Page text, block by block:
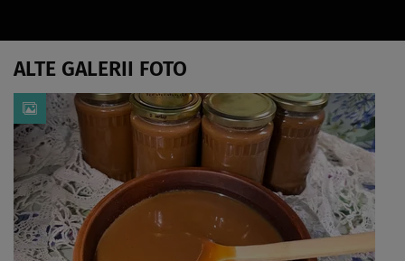
ALTE GALERII FOTO